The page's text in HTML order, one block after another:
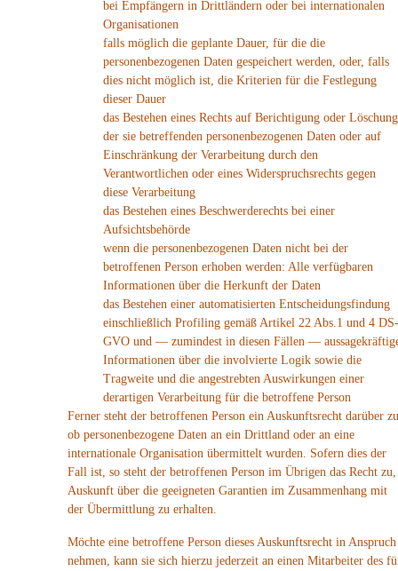
bei Empfängern in Drittländern oder bei internationalen
Organisationen
falls möglich die geplante Dauer, für die die
personenbezogenen Daten gespeichert werden, oder, falls
dies nicht möglich ist, die Kriterien für die Festlegung
dieser Dauer
das Bestehen eines Rechts auf Berichtigung oder Löschung
der sie betreffenden personenbezogenen Daten oder auf
Einschränkung der Verarbeitung durch den
Verantwortlichen oder eines Widerspruchsrechts gegen
diese Verarbeitung
das Bestehen eines Beschwerderechts bei einer
Aufsichtsbehörde
wenn die personenbezogenen Daten nicht bei der
betroffenen Person erhoben werden: Alle verfügbaren
Informationen über die Herkunft der Daten
das Bestehen einer automatisierten Entscheidungsfindung
einschließlich Profiling gemäß Artikel 22 Abs.1 und 4 DS-
GVO und — zumindest in diesen Fällen —
Informationen über die involvierte Logik sowie die
Tragweite und die angestrebten Auswirkungen einer
derartigen Verarbeitung für die betroffene Person
Ferner steht der betroffenen Person ein Auskunftsrecht darüber
ob personenbezogene Daten an ein Drittland oder an eine
internationale Organisation übermittelt wurden. Sofern dies der
Fall ist, so steht der betroffenen Person im Übrigen das Recht zu,
Auskunft über die geeigneten Garantien im Zusammenhang mit
der Übermittlung zu erhalten.
Möchte eine betroffene Person dieses Auskunftsrecht in Anspruch
nehmen, kann sie sich hierzu jederzeit an einen Mitarbeiter des